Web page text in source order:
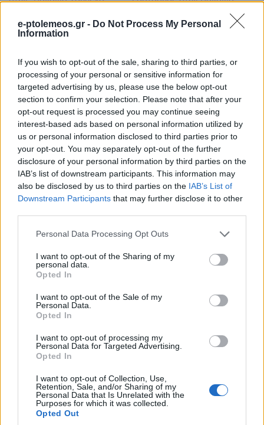
e-ptolemeos.gr - Do Not Process My Personal
Information
If you wish to opt-out of the sale, sharing to third parties, or
processing of your personal or sensitive information for
targeted advertising by us, please use the below opt-out
section to confirm your selection. Please note that after your
opt-out request is processed you may continue seeing
interest-based ads based on personal information utilized by
us or personal information disclosed to third parties prior to
your opt-out. You may separately opt-out of the further
disclosure of your personal information by third parties on the
IAB’s list of downstream participants. This information may
also be disclosed by us to third parties on the IAB’s List of
Downstream Participants that may further disclose it to other
Please note that this website/app uses one or more Google
not limited to your visit or usage behaviour. You may click to
grant or deny consent to Google and its third-party tags to
use your data for below specified purposes in below Google
consent section.
Personal Data Processing Opt Outs
I want to opt-out of the Sharing of my
personal data.
Opted In
I want to opt-out of the Sale of my
Personal Data.
Opted In
I want to opt-out of processing my
Personal Data for Targeted Advertising.
Opted In
I want to opt-out of Collection, Use,
Retention, Sale, and/or Sharing of my
Personal Data that Is Unrelated with the
Purposes for which it was collected.
Opted Out
12 Ιουλίου 2022, 8:30 μμ
σε "Ποντιακά"
15 Αυγούστου 2023, 5:48 μμ
Νεολαίας στην Παναγία
Σουμελά (Βίντεο)
20 Ιουλίου 2025, 3:02 μμ
σε "Τοπική Επικαιρότητα"
Ακολουθήστε μας στοGoogle News
και μάθετε πρώτοι όλες τις ειδήσεις!